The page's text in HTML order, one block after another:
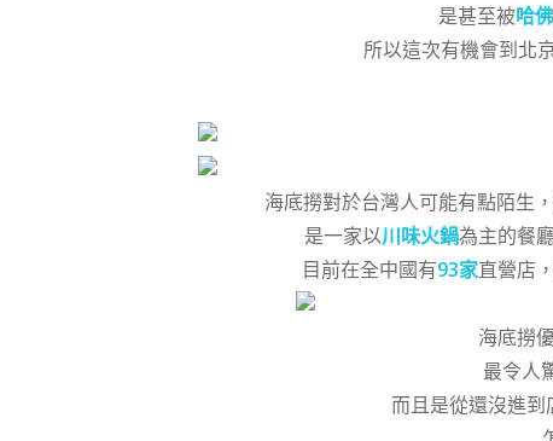
是甚至被哈
所以這次有機會到北
海底撈對於台灣人可能有點陌生
是一家以川味火鍋為主的餐
目前在全中國有93家直營店
海底撈
最令人
而且是從還沒進